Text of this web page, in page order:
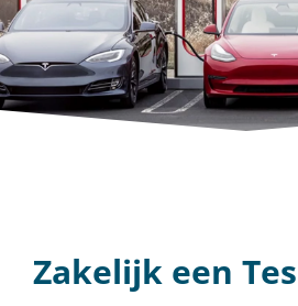
persoonlijke benadering
Zakelijk een